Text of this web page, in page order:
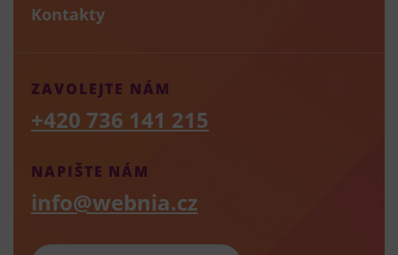
Kontakty
NAPIŠTE NÁM
info@webnia.cz
ZAVOLEJTE NÁM
+420 736 141 215